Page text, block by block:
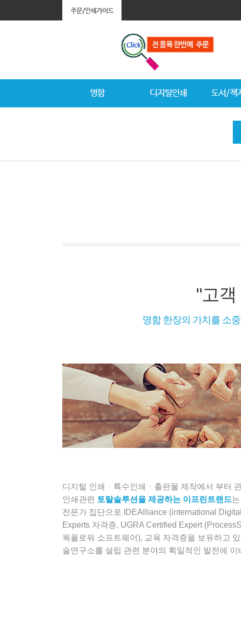
"고
명함 한장의 가치를 소
디지털 인쇄ㆍ특수인쇄ㆍ출판물 제작에서 부터
인쇄관련 토탈솔루션을 제공하는 이프린트랜드
전문가 집단으로 IDEAlliance (international
Experts 자격증, UGRA Certified Expert
웍플로워 소프트웨어), 교육 자격증을 보유하고
술연구소를 설립 관련 분야의 획일적인 발전에